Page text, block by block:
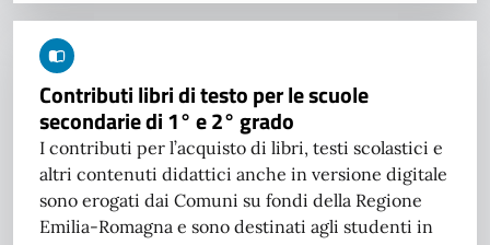
Contributi libri di testo per le scuole
secondarie di 1° e 2° grado
I contributi per l’acquisto di libri, testi scolastici e
altri contenuti didattici anche in versione digitale
sono erogati dai Comuni su fondi della Regione
Emilia-Romagna e sono destinati agli studenti in